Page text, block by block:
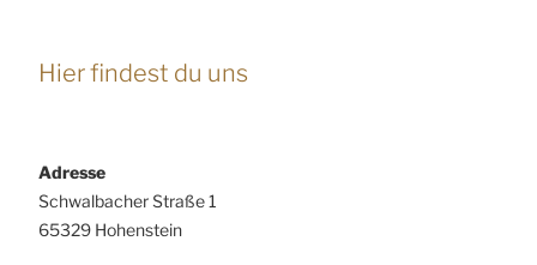
Hier findest du uns
Adresse
Schwalbacher Straße 1
65329 Hohenstein